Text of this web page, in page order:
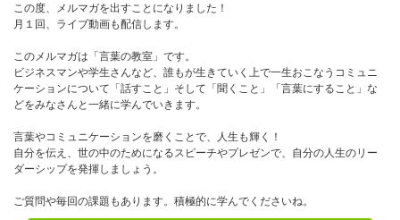
この度、メルマガを出すことになりました！
月１回、ライブ動画も配信します。
このメルマガは「言葉の教室」です。
ビジネスマンや学生さんなど、誰もが生きていく上で一生おこなうコミュニ
ケーションについて「話すこと」そして「聞くこと」「言葉にすること」な
どをみなさんと一緒に学んでいきます。
言葉やコミュニケーションを磨くことで、人生も輝く！
自分を伝え、世の中のためになるスピーチやプレゼンで、自分の人生のリー
ダーシップを発揮しましょう。
ご質問や毎回の課題もあります。積極的に学んでくださいね。